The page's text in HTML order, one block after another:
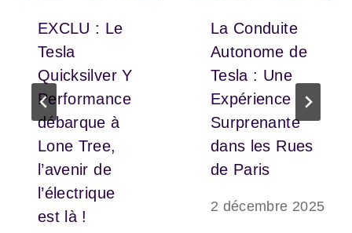
EXCLU : Le
Tesla
Quicksilver Y
Performance
débarque à
Lone Tree,
l’avenir de
l’électrique
est là !
La Conduite
Autonome de
Tesla : Une
Expérience
Surprenante
dans les Rues
de Paris
2 décembre 2025